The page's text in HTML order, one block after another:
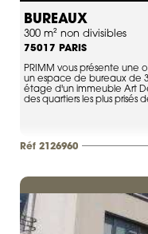
BUREAUX
300 m² non divisibles
75017 PARIS
PRIMM vous présente une
un espace de bureaux de
étage d'un immeuble Art
des quartiers les plus prisés
Réf 2126960